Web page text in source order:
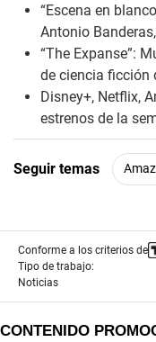
“Escena en
Antonio
“The Expanse”:
de ciencia ficción
Disney+, Netflix,
estrenos de la
Seguir temas
Conforme a los criterios de
Tipo de trabajo:
Noticias